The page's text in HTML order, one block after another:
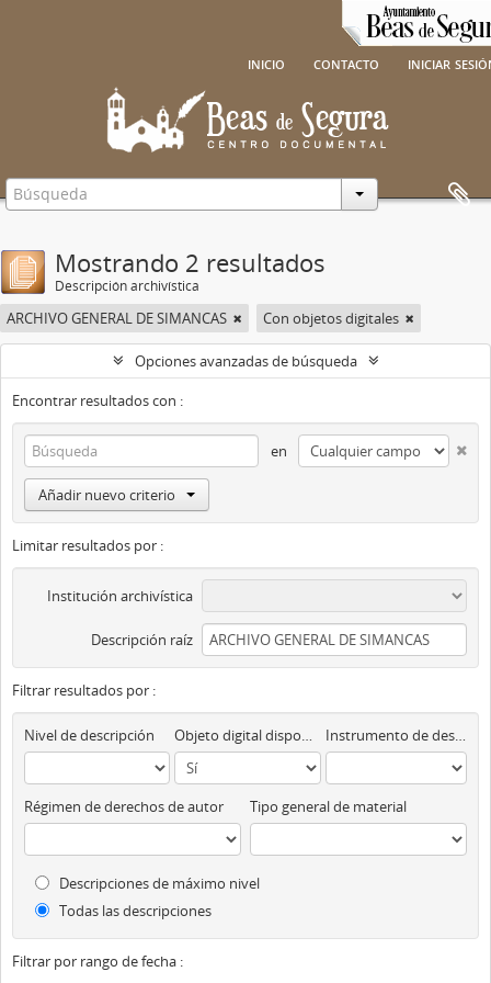
inicio contacto iniciar
Mostrando 2 resultados
Descripción archivística
ARCHIVO GENERAL DE SIMANCAS Con objetos digitales
Opciones avanzadas de búsqueda
Encontrar resultados con :
en
Añadir nuevo criterio
Limitar resultados por :
Institución archivística
Descripción raíz
Filtrar resultados por :
Nivel de descripción Objeto digital disponibles Instrumento de descripción
Régimen de derechos de autor Tipo general de material
Descripciones de máximo nivel
Todas las descripciones
Filtrar por rango de fecha :